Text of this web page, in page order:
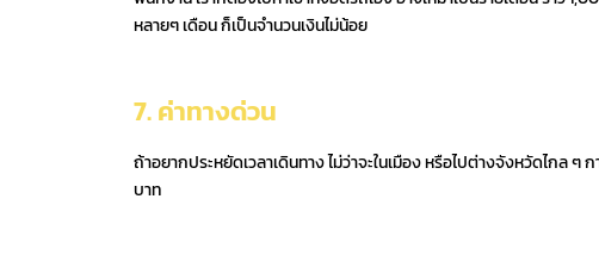
หลายๆ เดือน ก็เป็นจำนวนเงินไม่น้อย
7. ค่าทางด่วน
ถ้าอยากประหยัดเวลาเดินทาง ไม่ว่าจะในเมือง หรือไปต่างจังหวัดไก
บาท